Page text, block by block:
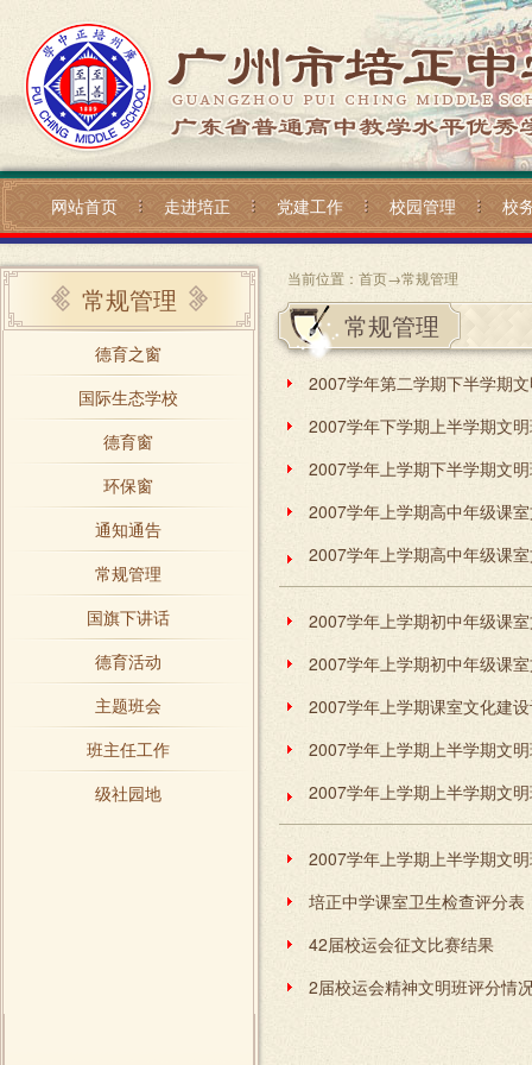
网站首页 走进培正 党建工作 校园管理 校
常规管理
德育之窗
国际生态学校
德育窗
环保窗
通知通告
常规管理
国旗下讲话
德育活动
主题班会
班主任工作
级社园地
当前位置： 首页→常规管理
常规管理
2007学年第二学期下半学期
2007学年下学期上半学期文
2007学年上学期下半学期文
2007学年上学期课室文化建
2007学年上学期上半学期文
2007学年上学期上半学期文
2007学年上学期上半学期文
培正中学课室卫生检查评分表
42届校运会征文比赛结果
2届校运会精神文明班评分情